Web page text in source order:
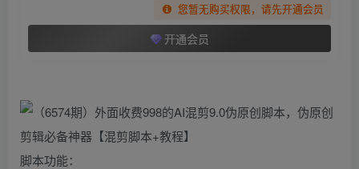
您暂无购买权限，请先开通会员
开通会员
脚本功能：